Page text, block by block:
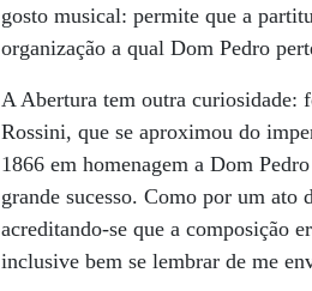
gosto musical: permite que a
organização a qual Dom Pedro
A Abertura tem outra curiosidade:
Rossini, que se aproximou do
1866 em homenagem a Dom
grande sucesso. Como por um
acreditando-se que a composição
inclusive bem se lembrar de me